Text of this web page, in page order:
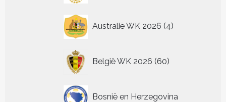
Australië WK 2026 4
producten
België WK 2026 60
producten
Bosnië en Herzegovina